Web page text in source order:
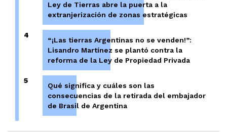
Ley de Tierras abre la puerta a la
extranjerización de zonas estratégicas
4
“¡Las tierras Argentinas no se venden!”:
Lisandro Martínez se plantó contra la
reforma de la Ley de Propiedad Privada
5
Qué significa y cuáles son las
consecuencias de la retirada del embajador
de Brasil de Argentina